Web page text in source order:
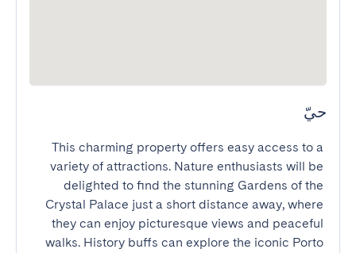
حيّ
This charming property offers easy access to a
variety of attractions. Nature enthusiasts will be
delighted to find the stunning Gardens of the
Crystal Palace just a short distance away, where
they can enjoy picturesque views and peaceful
walks. History buffs can explore the iconic Porto